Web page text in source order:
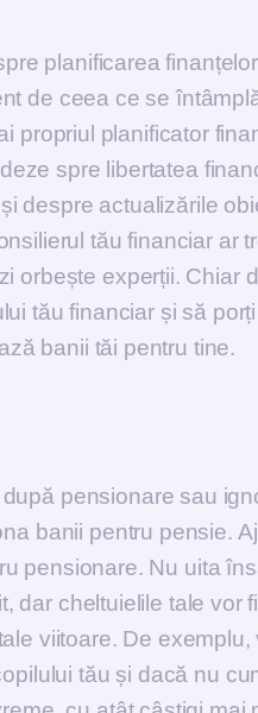
planificarea
de ceea ce se
propriul planificator
spre libertatea
despre actualizările
tău financiar ar
orbește experții. Chiar
tău financiar și să
banii tăi pentru tine.
pensionare sau
banii pentru pensie.
pensionare. Nu uita
dar cheltuielile tale vor
viitoare. De
tău și dacă nu